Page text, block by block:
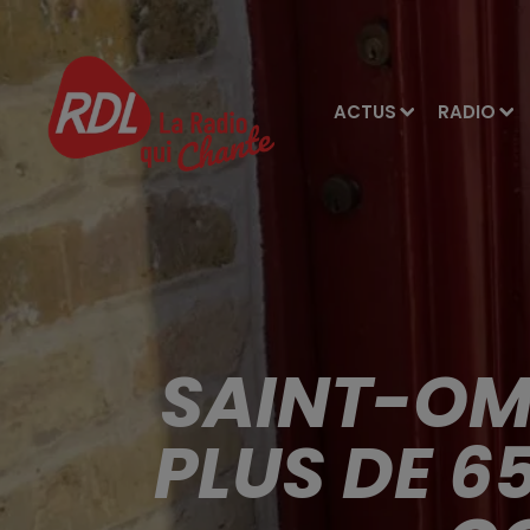
ACTUS RADIO
SAINT-
PLUS DE